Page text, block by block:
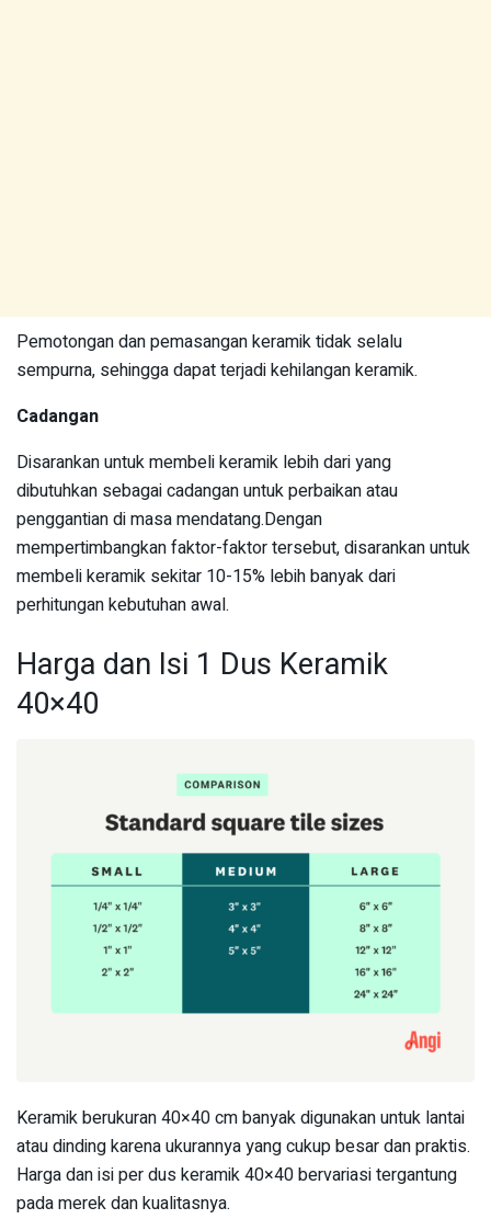
Pemotongan dan pemasangan keramik tidak selalu
sempurna, sehingga dapat terjadi kehilangan keramik.
Cadangan
Disarankan untuk membeli keramik lebih dari yang
dibutuhkan sebagai cadangan untuk perbaikan atau
penggantian di masa mendatang.Dengan
mempertimbangkan faktor-faktor tersebut, disarankan untuk
membeli keramik sekitar 10-15% lebih banyak dari
perhitungan kebutuhan awal.
Harga dan Isi 1 Dus Keramik
40×40
Keramik berukuran 40×40 cm banyak digunakan untuk lantai
atau dinding karena ukurannya yang cukup besar dan praktis.
Harga dan isi per dus keramik 40×40 bervariasi tergantung
pada merek dan kualitasnya.